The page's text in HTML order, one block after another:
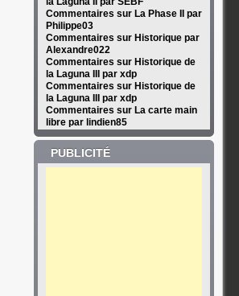
Commentaires sur La Phase II par
Philippe03
Commentaires sur Historique par
Alexandre022
Commentaires sur Historique de
la Laguna III par xdp
Commentaires sur Historique de
la Laguna III par xdp
Commentaires sur La carte main
libre par lindien85
PUBLICITÉ